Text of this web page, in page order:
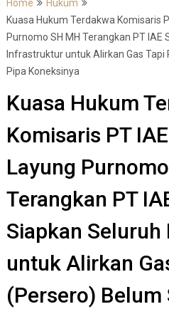
Home
Hukum
Kuasa Hukum Terdakwa Komisaris
Purnomo SH MH Terangkan PT IAE
Infrastruktur untuk Alirkan Gas Tapi
Pipa Koneksinya
Kuasa Hukum
Komisaris PT
Layung
Terangkan PT
Siapkan
untuk Alirkan
(Persero) Belum